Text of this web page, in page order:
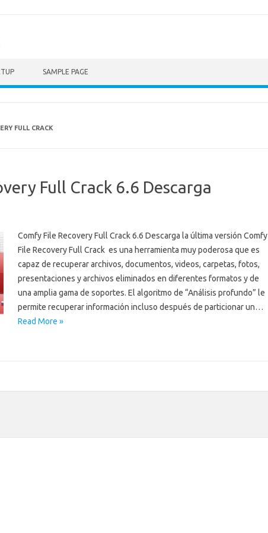
SAMPLE PAGE
FULL CRACK
Full Crack 6.6 Descarga
Comfy File Recovery Full Crack 6.6 Descarga la última versión Comfy
File Recovery Full Crack es una herramienta muy poderosa que es
capaz de recuperar archivos, documentos, videos, carpetas, fotos,
presentaciones y archivos eliminados en diferentes formatos y de
una amplia gama de soportes. El algoritmo de “Análisis profundo” le
permite recuperar información incluso después de particionar un…
Read More »